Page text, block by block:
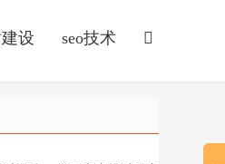
设 seo技术